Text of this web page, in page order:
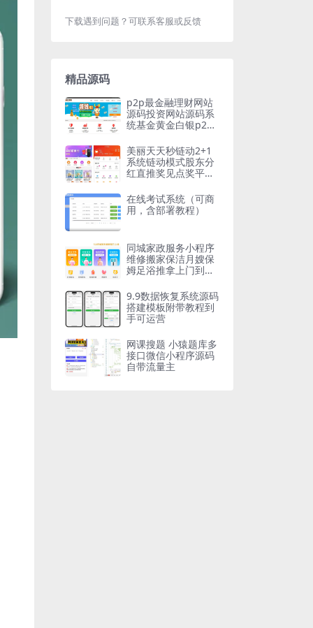
下载遇到问题？可联系客服或反馈
精品源码
p2p最金融理财网站
源码投资网站源码系
统基金黄金白银p2p
言
美丽天天秒链动2+1
系统链动模式股东分
红直推奖见点奖平级
分销商城
在线考试系统（可商
用，含部署教程）
同城家政服务小程序
维修搬家保洁月嫂保
姆足浴推拿上门到家
版本）
9.9数据恢复系统源码
搭建模板附带教程到
手可运营
网课搜题 小猿题库多
接口微信小程序源码
自带流量主